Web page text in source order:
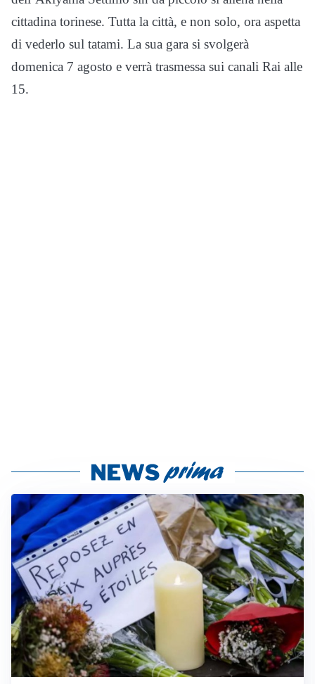
cittadina torinese. Tutta la città, e non solo, ora aspetta
di vederlo sul tatami. La sua gara si svolgerà
domenica 7 agosto e verrà trasmessa sui canali Rai alle
15.